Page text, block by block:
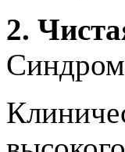
2.
Синдром